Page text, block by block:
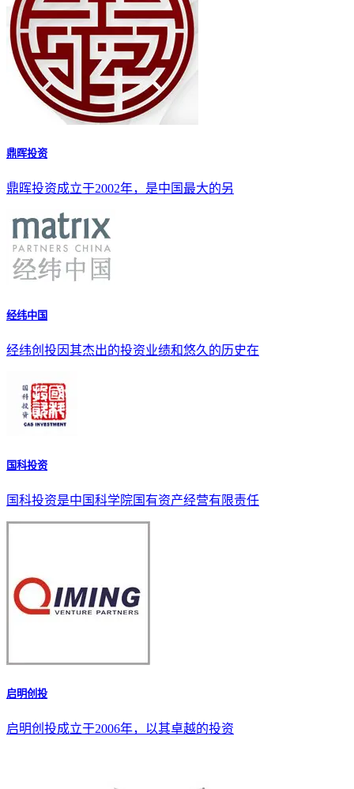
鼎晖投资
鼎晖投资成立于2002年，是中国最大的另
经纬中国
经纬创投因其杰出的投资业绩和悠久的历史在
国科投资
国科投资是中国科学院国有资产经营有限责任
启明创投
启明创投成立于2006年，以其卓越的投资